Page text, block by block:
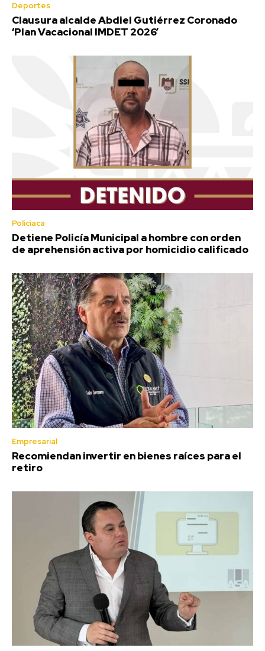
Deportes
Clausura alcalde Abdiel Gutiérrez Coronado
‘Plan Vacacional IMDET 2026’
Policiaca
Detiene Policía Municipal a hombre con orden
de aprehensión activa por homicidio calificado
Empresarial
Recomiendan invertir en bienes raíces para el
retiro